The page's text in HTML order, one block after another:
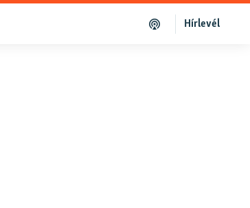
Hírlevél